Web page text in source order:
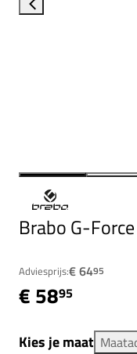
Brabo G-
Adviesprijs:€ 6495
€ 5895
Kies je maat